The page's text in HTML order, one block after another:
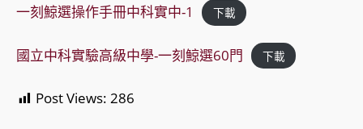
一刻鯨選操作手冊中科實中-1 下載
國立中科實驗高級中學-一刻鯨選60門 下載
Post Views: 286